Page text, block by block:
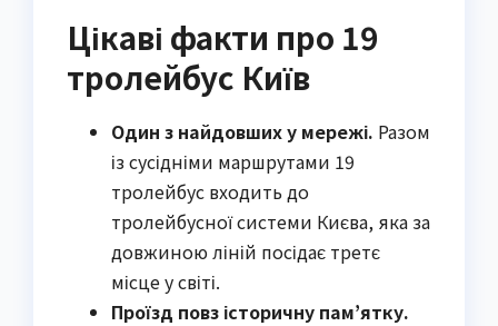
Цікаві факти про 19
тролейбус Київ
Один з найдовших у мережі. Разом
із сусідніми маршрутами 19
тролейбус входить до
тролейбусної системи Києва, яка за
довжиною ліній посідає третє
місце у світі.
Проїзд повз історичну пам’ятку.